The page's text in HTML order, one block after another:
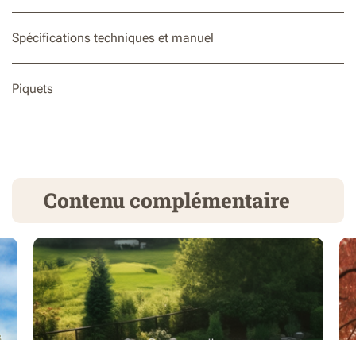
Spécifications techniques et manuel
Piquets
Contenu complémentaire